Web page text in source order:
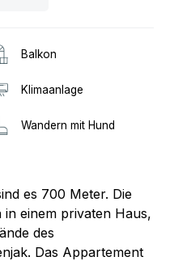
Balkon
Klimaanlage
Wandern mit Hund
es 700 Meter. Die
einem privaten Haus,
des
Das Appartement